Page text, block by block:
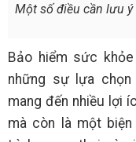
Một số điều cần lưu
Bảo hiểm sức
những sự lựa chọn
mang đến nhiều lợi
mà còn là một